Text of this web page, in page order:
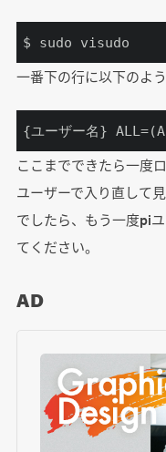
$ sudo visudo
一番下の行に以下のよ
{ユーザー名}
ここまでできたら一度
ユーザーで入り直して
でしたら、もう一度pi
てください。
AD